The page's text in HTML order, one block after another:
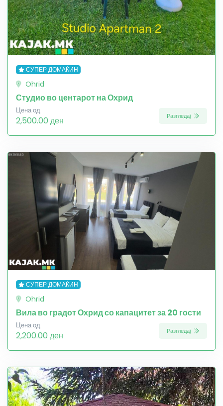
СУПЕР ДОМАЌИН
Ohrid
Студио во центарот на Охрид
Цена од
2,500.00 ден Разгледај
СУПЕР ДОМАЌИН
Ohrid
Вила во градот Охрид со капацитет за 20 гости
Цена од
2,200.00 ден Разгледај